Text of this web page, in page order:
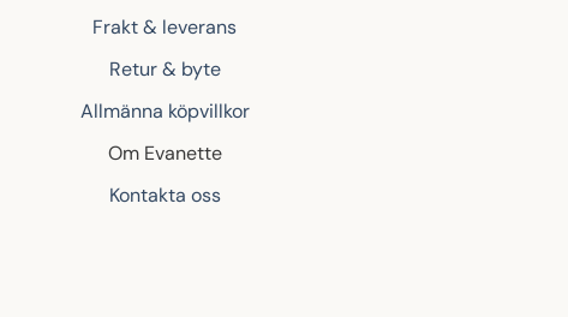
Frakt & leverans
Retur & byte
Allmänna köpvillkor
Om Evanette
Kontakta oss